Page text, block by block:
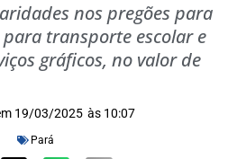
nos pregões para
transporte escolar e
gráficos, no valor de
19/03/2025 às 10:07
Pará